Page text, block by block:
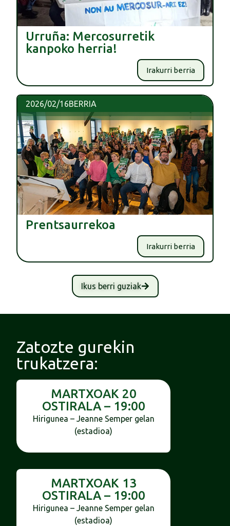
Urruña: Mercosurretik
kanpoko herria!
Irakurri berria
2026/02/16BERRIA
Prentsaurrekoa
Irakurri berria
Ikus berri guziak
Zatozte gurekin
trukatzera:
MARTXOAK 20
OSTIRALA – 19:00
Hirigunea – Jeanne Semper gelan
(estadioa)
MARTXOAK 13
OSTIRALA – 19:00
Hirigunea – Jeanne Semper gelan
(estadioa)